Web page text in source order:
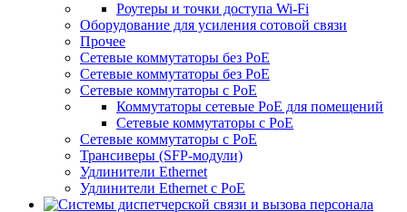
Роутеры и точки доступа Wi-Fi
Оборудование для усиления сотовой связи
Прочее
Сетевые коммутаторы без PoE
Сетевые коммутаторы без РоЕ
Сетевые коммутаторы с PoE
Коммутаторы сетевые PoE для помещений
Сетевые коммутаторы с PoE
Сетевые коммутаторы с РоЕ
Трансиверы (SFP-модули)
Удлинители Ethernet
Удлинители Ethernet с PoE